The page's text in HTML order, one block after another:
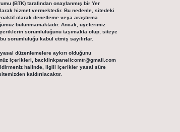
(BTK) tarafından onaylanmış bir Yer
hizmet vermektedir. Bu nedenle, sitedeki
olarak denetleme veya araştırma
bulunmamaktadır. Ancak, üyelerimiz
sorumluluğunu taşımakta olup, siteye
sorumluluğu kabul etmiş sayılırlar.
düzenlemelere aykırı olduğunu
içerikleri, backlinkpanelicomtr@gmail.com
halinde, ilgili içerikler yasal süre
kaldırılacaktır.